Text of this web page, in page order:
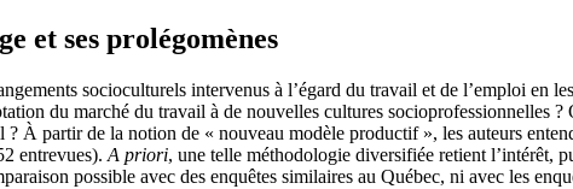
et ses prolégomènes
socioculturels intervenus à l’égard du travail et de l’emploi en
du marché du travail à de nouvelles cultures socioprofessionnelles
À partir de la notion de « nouveau modèle productif », les auteurs
entrevues). A priori, une telle méthodologie diversifiée retient l’intérêt,
possible avec des enquêtes similaires au Québec, ni avec les